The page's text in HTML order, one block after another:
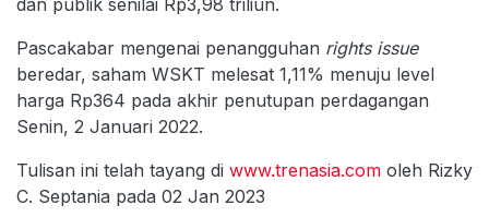
Pascakabar mengenai penangguhan rights issue
beredar, saham WSKT melesat 1,11% menuju level
harga Rp364 pada akhir penutupan perdagangan
Senin, 2 Januari 2022.
Tulisan ini telah tayang di www.trenasia.com oleh Rizky
C. Septania pada 02 Jan 2023